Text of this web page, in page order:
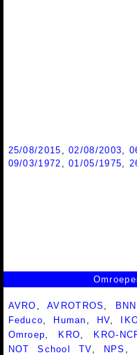
25/08/2015 ,02/08/2003
09/03/1972 ,01/05/1975
AVRO ,AVROTROS BNN
Feduco
Human HV
Omroep
KRO KRO-
NOT School TV
NPS